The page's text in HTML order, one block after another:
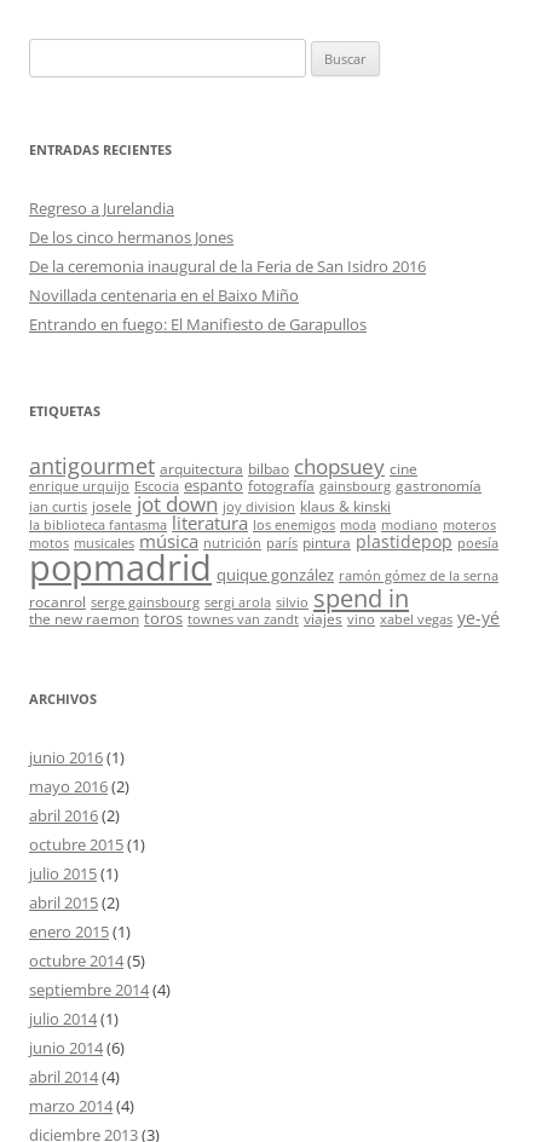
ENTRADAS RECIENTES
Regreso a Jurelandia
De los cinco hermanos Jones
De la ceremonia inaugural de la Feria de San Isidro 2016
Novillada centenaria en el Baixo Miño
Entrando en fuego: El Manifiesto de Garapullos
ETIQUETAS
antigourmet arquitectura bilbao chopsuey cine
enrique urquijo Escocia espanto fotografía gainsbourg gastronomía
ian curtis josele jot down joy division klaus & kinski
la biblioteca fantasma literatura los enemigos moda modiano moteros
motos musicales música nutrición parís pintura plastidepop poesía
popmadrid quique gonzález ramón gómez de la serna
rocanrol serge gainsbourg sergi arola silvio spend in
the new raemon toros townes van zandt viajes vino xabel vegas ye-yé
ARCHIVOS
junio 2016(1)
mayo 2016(2)
abril 2016(2)
octubre 2015(1)
julio 2015(1)
abril 2015(2)
enero 2015(1)
octubre 2014(5)
septiembre 2014(4)
julio 2014(1)
junio 2014(6)
abril 2014(4)
marzo 2014(4)
diciembre 2013(3)